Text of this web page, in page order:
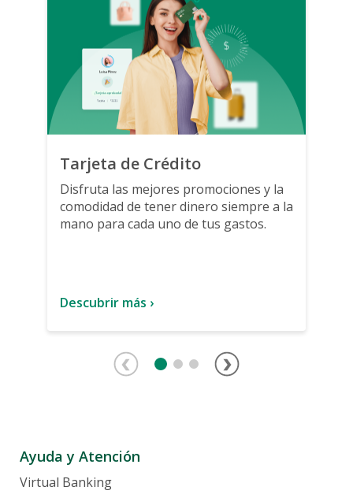
Tarjeta de Crédito
Disfruta las mejores promociones y la
comodidad de tener dinero siempre a la
mano para cada uno de tus gastos.
Descubrir más ›
Ayuda y Atención
Virtual Banking